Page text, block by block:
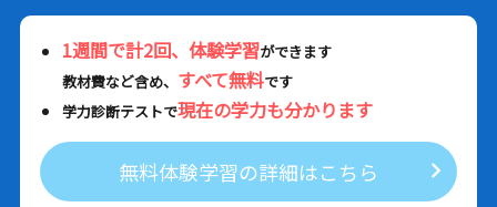
1週間で計2回、体験学習ができます
教材費など含め、 すべて無料です
学力診断テストで現在の学力も分かります
無料体験学習の詳細はこちら